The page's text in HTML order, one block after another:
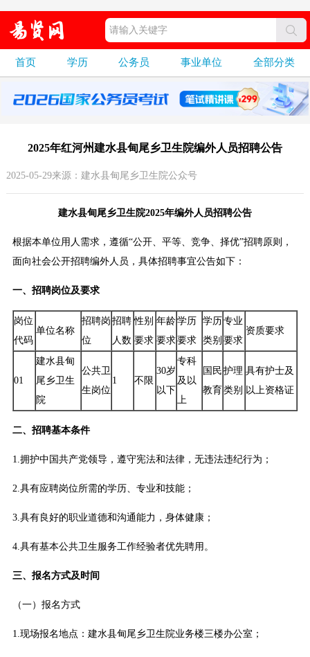
首页 学历 公务员 事业单位 全部分类
2025年红河州建水县甸尾乡卫生院编外人员招聘公告
2025-05-29来源：建水县甸尾乡卫生院公众号
建水县甸尾乡卫生院2025年编外人员招聘公告
根据本单位用人需求，遵循“公开、平等、竞争、择优”招聘原则，
面向社会公开招聘编外人员，具体招聘事宜公告如下：
一、招聘岗位及要求
岗位
代码
单位名称
招聘岗
位
招聘
人数
性别
要求
年龄
要求
学历
要求
学历
类别
专业
要求
资质要求
01
建水县甸
尾乡卫生
院
公共卫
生岗位
1 不限
30岁
以下
专科
及以
上
国民
教育
护理
类别
具有护士及
以上资格证
二、招聘基本条件
1.拥护中国共产党领导，遵守宪法和法律，无违法违纪行为；
2.具有应聘岗位所需的学历、专业和技能；
3.具有良好的职业道德和沟通能力，身体健康；
4.具有基本公共卫生服务工作经验者优先聘用。
三、报名方式及时间
（一）报名方式
1.现场报名地点：建水县甸尾乡卫生院业务楼三楼办公室；